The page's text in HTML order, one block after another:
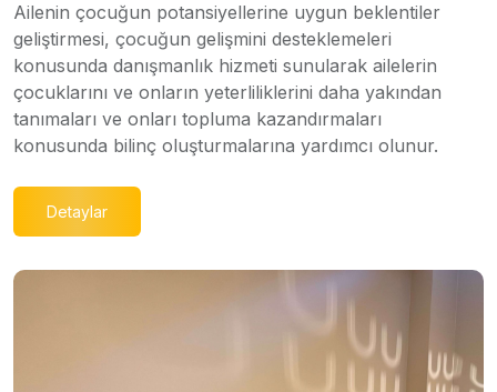
Ailenin çocuğun potansiyellerine uygun beklentiler
geliştirmesi, çocuğun gelişmini desteklemeleri
konusunda danışmanlık hizmeti sunularak ailelerin
çocuklarını ve onların yeterliliklerini daha yakından
tanımaları ve onları topluma kazandırmaları
konusunda bilinç oluşturmalarına yardımcı olunur.
Detaylar